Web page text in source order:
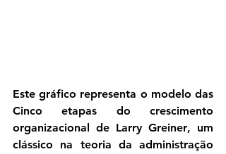
Cinco etapas do crescimento
organizacional
de Larry Greiner, um
clássico na teoria da administração